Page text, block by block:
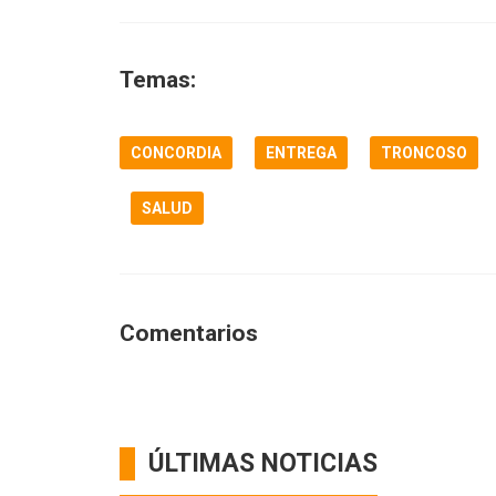
Temas:
CONCORDIA ENTREGA TRONCOSO
SALUD
Comentarios
ÚLTIMAS NOTICIAS